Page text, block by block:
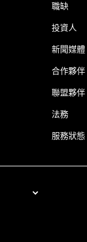
職缺
投資人
新聞媒體
合作夥伴
聯盟夥伴
法務
服務狀態